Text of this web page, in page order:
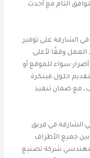
التام مع أحدث
الشارقة على توفير
العمل وفقًا لأعلى
سواء للموقع أو
حلول مبتكرة
مع ضمان تنفيذ
الشارقة في فريق
جميع الأطراف
مهندسي شركة تصنيع